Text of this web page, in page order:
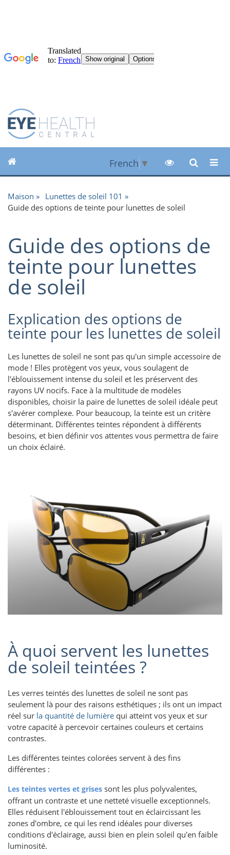
French ▼
Maison
Lunettes de soleil 101
Guide des options de teinte pour lunettes de soleil
Guide des options de
teinte pour lunettes
de soleil
Explication des options de
teinte pour les lunettes de soleil
Les lunettes de soleil ne sont pas qu'un simple accessoire de
mode ! Elles protègent vos yeux, vous soulagent de
l'éblouissement intense du soleil et les préservent des
rayons UV nocifs. Face à la multitude de modèles
disponibles, choisir la paire de lunettes de soleil idéale peut
s'avérer complexe. Pour beaucoup, la teinte est un critère
déterminant. Différentes teintes répondent à différents
besoins, et bien définir vos attentes vous permettra de faire
un choix éclairé.
À quoi servent les lunettes
de soleil teintées ?
Les verres teintés des lunettes de soleil ne sont pas
seulement là pour des raisons esthétiques ; ils ont un impact
réel sur la quantité de lumière qui atteint vos yeux et sur
votre capacité à percevoir certaines couleurs et certains
contrastes.
Les différentes teintes colorées servent à des fins
différentes :
Les teintes vertes et grises sont les plus polyvalentes,
offrant un contraste et une netteté visuelle exceptionnels.
Elles réduisent l'éblouissement tout en éclaircissant les
zones d'ombre, ce qui les rend idéales pour diverses
conditions d'éclairage, aussi bien en plein soleil qu'en faible
luminosité.